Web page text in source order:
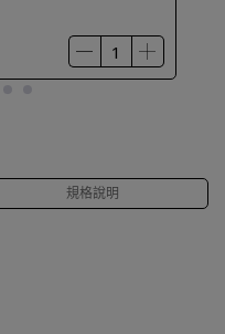
規格說明